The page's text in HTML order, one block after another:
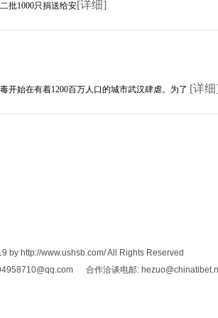
批1000只捐送给安[详细]
开始在有着1200百万人口的城市武汉肆虐。为了 [详细]
http://www.ushsb.com/ All Rights Reserved
合作洽谈电邮: